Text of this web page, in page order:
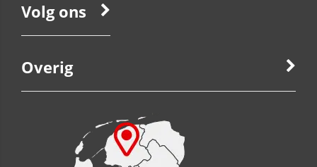
Volg ons
Overig